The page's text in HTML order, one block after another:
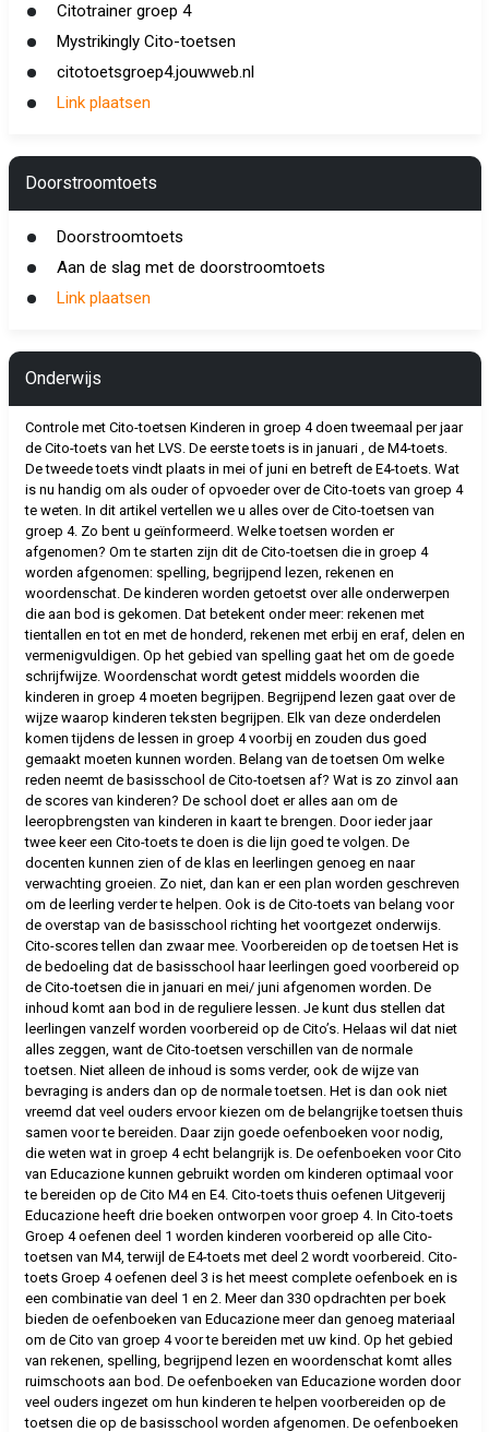
Citotrainer groep 4
Mystrikingly Cito-toetsen
citotoetsgroep4.jouwweb.nl
Link plaatsen
Doorstroomtoets
Doorstroomtoets
Aan de slag met de doorstroomtoets
Link plaatsen
Onderwijs
Controle met Cito-toetsen Kinderen in groep 4 doen tweemaal per jaar
de Cito-toets van het LVS. De eerste toets is in januari , de M4-toets.
De tweede toets vindt plaats in mei of juni en betreft de E4-toets. Wat
is nu handig om als ouder of opvoeder over de Cito-toets van groep 4
te weten. In dit artikel vertellen we u alles over de Cito-toetsen van
groep 4. Zo bent u geïnformeerd. Welke toetsen worden er
afgenomen? Om te starten zijn dit de Cito-toetsen die in groep 4
worden afgenomen: spelling, begrijpend lezen, rekenen en
woordenschat. De kinderen worden getoetst over alle onderwerpen
die aan bod is gekomen. Dat betekent onder meer: rekenen met
tientallen en tot en met de honderd, rekenen met erbij en eraf, delen en
vermenigvuldigen. Op het gebied van spelling gaat het om de goede
schrijfwijze. Woordenschat wordt getest middels woorden die
kinderen in groep 4 moeten begrijpen. Begrijpend lezen gaat over de
wijze waarop kinderen teksten begrijpen. Elk van deze onderdelen
komen tijdens de lessen in groep 4 voorbij en zouden dus goed
gemaakt moeten kunnen worden. Belang van de toetsen Om welke
reden neemt de basisschool de Cito-toetsen af? Wat is zo zinvol aan
de scores van kinderen? De school doet er alles aan om de
leeropbrengsten van kinderen in kaart te brengen. Door ieder jaar
twee keer een Cito-toets te doen is die lijn goed te volgen. De
docenten kunnen zien of de klas en leerlingen genoeg en naar
verwachting groeien. Zo niet, dan kan er een plan worden geschreven
om de leerling verder te helpen. Ook is de Cito-toets van belang voor
de overstap van de basisschool richting het voortgezet onderwijs.
Cito-scores tellen dan zwaar mee. Voorbereiden op de toetsen Het is
de bedoeling dat de basisschool haar leerlingen goed voorbereid op
de Cito-toetsen die in januari en mei/ juni afgenomen worden. De
inhoud komt aan bod in de reguliere lessen. Je kunt dus stellen dat
leerlingen vanzelf worden voorbereid op de Cito’s. Helaas wil dat niet
alles zeggen, want de Cito-toetsen verschillen van de normale
toetsen. Niet alleen de inhoud is soms verder, ook de wijze van
bevraging is anders dan op de normale toetsen. Het is dan ook niet
vreemd dat veel ouders ervoor kiezen om de belangrijke toetsen thuis
samen voor te bereiden. Daar zijn goede oefenboeken voor nodig,
die weten wat in groep 4 echt belangrijk is. De oefenboeken voor Cito
van Educazione kunnen gebruikt worden om kinderen optimaal voor
te bereiden op de Cito M4 en E4. Cito-toets thuis oefenen Uitgeverij
Educazione heeft drie boeken ontworpen voor groep 4. In Cito-toets
Groep 4 oefenen deel 1 worden kinderen voorbereid op alle Cito-
toetsen van M4, terwijl de E4-toets met deel 2 wordt voorbereid. Cito-
toets Groep 4 oefenen deel 3 is het meest complete oefenboek en is
een combinatie van deel 1 en 2. Meer dan 330 opdrachten per boek
bieden de oefenboeken van Educazione meer dan genoeg materiaal
om de Cito van groep 4 voor te bereiden met uw kind. Op het gebied
van rekenen, spelling, begrijpend lezen en woordenschat komt alles
ruimschoots aan bod. De oefenboeken van Educazione worden door
veel ouders ingezet om hun kinderen te helpen voorbereiden op de
toetsen die op de basisschool worden afgenomen. De oefenboeken